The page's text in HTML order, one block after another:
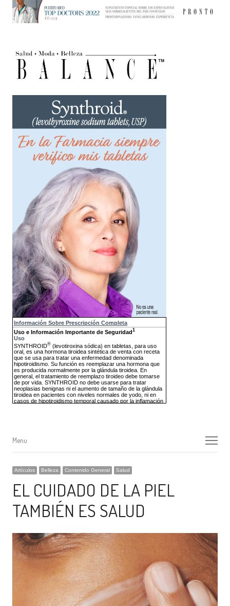
Menu
Menu
Artículos Belleza Contenido General Salud
EL CUIDADO DE LA PIEL
TAMBIÉN ES SALUD